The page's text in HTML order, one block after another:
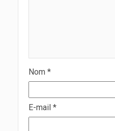
Nom *
E-mail *